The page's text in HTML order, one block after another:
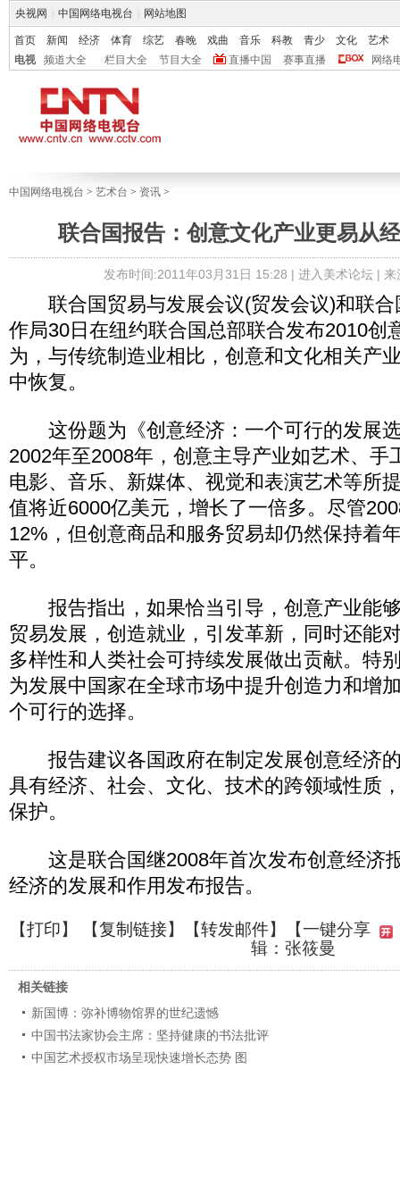
央视网 中国网络电视台 网站地图
首页 新闻 经济 体育 综艺 春晚 戏曲 音乐 科教 青少 文化
艺术
电视
频道大全 栏目大全 节目大全 直播中国 赛事直播 网络
中国网络电视台 > 艺术台 > 资讯 >
联合国报告：创意文化产业更易从
发布时间:2011年03月31日 15:28 | 进入美术论坛| 来
联合国贸易与发展会议(贸发会议)和联合
作局30日在纽约联合国总部联合发布2010创
为，与传统制造业相比，创意和文化相关产
中恢复。
这份题为《创意经济：一个可行的发展
2002年至2008年，创意主导产业如艺术、手
电影、音乐、新媒体、视觉和表演艺术等所
值将近6000亿美元，增长了一倍多。尽管
12%，但创意商品和服务贸易却仍然保持着
平。
报告指出，如果恰当引导，创意产业能
贸易发展，创造就业，引发革新，同时还能
多样性和人类社会可持续发展做出贡献。特
为发展中国家在全球市场中提升创造力和增
个可行的选择。
报告建议各国政府在制定发展创意经济
具有经济、社会、文化、技术的跨领域性质
保护。
这是联合国继2008年首次发布创意经济
经济的发展和作用发布报告。
【打印】 【复制链接】【转发邮件】
【一键分享
辑：张筱曼
相关链接
新国博：弥补博物馆界的世纪遗憾
中国书法家协会主席：坚持健康的书法批评
中国艺术授权市场呈现快速增长态势 图